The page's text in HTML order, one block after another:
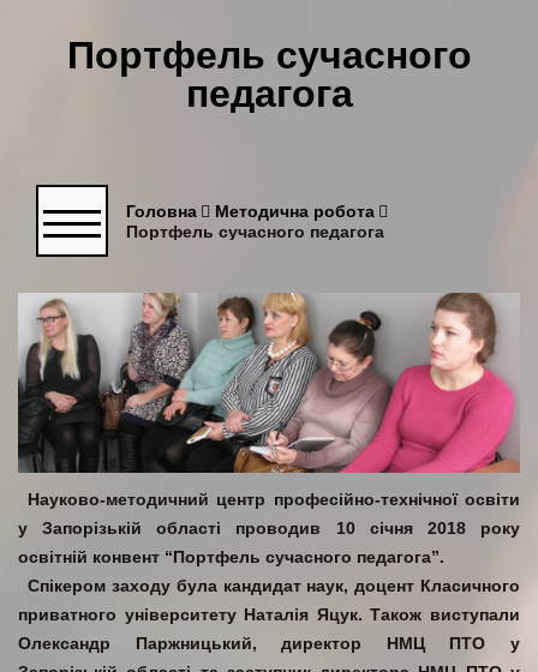
Портфель сучасного
педагога
Головна
Методична робота
Портфель сучасного педагога
Науково-методичний центр професійно-технічної освіти
у Запорізькій області проводив 10 січня 2018 року
освітній конвент “Портфель сучасного педагога”.
Спікером заходу була кандидат наук, доцент Класичного
приватного університету Наталія Яцук. Також виступали
Олександр Паржницький, директор НМЦ ПТО у